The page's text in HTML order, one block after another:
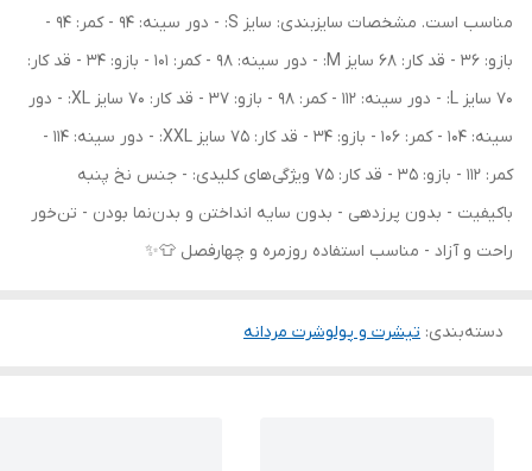
مناسب است. مشخصات سایزبندی: سایز S: - دور سینه: 94 - کمر: 94 -
بازو: 36 - قد کار: 68 سایز M: - دور سینه: 98 - کمر: 101 - بازو: 34 - قد کار:
70 سایز L: - دور سینه: 112 - کمر: 98 - بازو: 37 - قد کار: 70 سایز XL: - دور
سینه: 104 - کمر: 106 - بازو: 34 - قد کار: 75 سایز XXL: - دور سینه: 114 -
کمر: 112 - بازو: 35 - قد کار: 75 ویژگی‌های کلیدی: - جنس نخ پنبه
باکیفیت - بدون پرزدهی - بدون سایه انداختن و بدن‌نما بودن - تن‌خور
راحت و آزاد - مناسب استفاده روزمره و چهارفصل 👕✨
دسته‌بندی: تیشرت و پولوشرت مردانه